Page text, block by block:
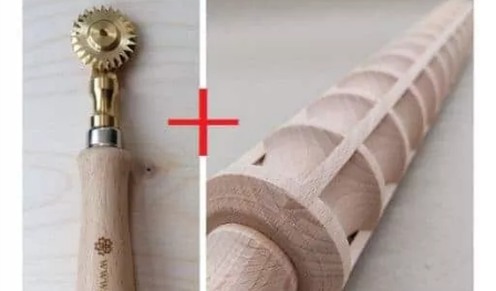
1 ×Magisches Wunderholz - Raviolatore aus -
Buche, Länge 60 cm (Ravioli 42 x 44 mm, etwas
größere Ravioligröße)
146 vorrätig
12,90€
Incl. MwSt, zzgl.
Versandkosten
1 ×Teigrädchen mit gezahnter Klinge (30 mm)
aus Messing
4 vorrätig
24,90
Incl. MwSt, zzgl.
Versandkosten
ARTIKELNUMMER:
SET WUNDERHOLZ/RÄDCHEN MESSING
Kategorien: Alles für die Teigbearbeitung,Nudelhölzer, Mattarelli
Giselas Lieblinge